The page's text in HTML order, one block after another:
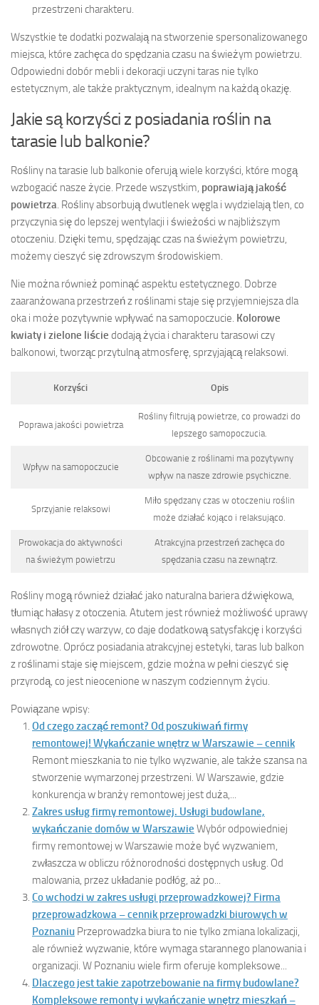
przestrzeni charakteru.
Wszystkie te dodatki pozwalają na stworzenie spersonalizowanego
miejsca, które zachęca do spędzania czasu na świeżym powietrzu.
Odpowiedni dobór mebli i dekoracji uczyni taras nie tylko
estetycznym, ale także praktycznym, idealnym na każdą okazję.
Jakie są korzyści z posiadania roślin na
tarasie lub balkonie?
Rośliny na tarasie lub balkonie oferują wiele korzyści, które mogą
wzbogacić nasze życie. Przede wszystkim, poprawiają jakość
powietrza. Rośliny absorbują dwutlenek węgla i wydzielają tlen, co
przyczynia się do lepszej wentylacji i świeżości w najbliższym
otoczeniu. Dzięki temu, spędzając czas na świeżym powietrzu,
możemy cieszyć się zdrowszym środowiskiem.
Nie można również pominąć aspektu estetycznego. Dobrze
zaaranżowana przestrzeń z roślinami staje się przyjemniejsza dla
oka i może pozytywnie wpływać na samopoczucie. Kolorowe
kwiaty i zielone liście dodają życia i charakteru tarasowi czy
balkonowi, tworząc przytulną atmosferę, sprzyjającą relaksowi.
Korzyści Opis
Poprawa jakości powietrza
Rośliny filtrują powietrze, co prowadzi do
lepszego samopoczucia.
Wpływ na samopoczucie
Obcowanie z roślinami ma pozytywny
wpływ na nasze zdrowie psychiczne.
Sprzyjanie relaksowi
Miło spędzany czas w otoczeniu roślin
może działać kojąco i relaksująco.
Prowokacja do aktywności
na świeżym powietrzu
Atrakcyjna przestrzeń zachęca do
spędzania czasu na zewnątrz.
Rośliny mogą również działać jako naturalna bariera dźwiękowa,
tłumiąc hałasy z otoczenia. Atutem jest również możliwość uprawy
własnych ziół czy warzyw, co daje dodatkową satysfakcję i korzyści
zdrowotne. Oprócz posiadania atrakcyjnej estetyki, taras lub balkon
z roślinami staje się miejscem, gdzie można w pełni cieszyć się
przyrodą, co jest nieocenione w naszym codziennym życiu.
Powiązane wpisy:
Od czego zacząć remont? Od poszukiwań firmy
remontowej! Wykańczanie wnętrz w Warszawie – cennik
Remont mieszkania to nie tylko wyzwanie, ale także szansa na
stworzenie wymarzonej przestrzeni. W Warszawie, gdzie
konkurencja w branży remontowej jest duża,...
Zakres usług firmy remontowej. Usługi budowlane,
wykańczanie domów w Warszawie Wybór odpowiedniej
firmy remontowej w Warszawie może być wyzwaniem,
zwłaszcza w obliczu różnorodności dostępnych usług. Od
malowania, przez układanie podłóg, aż po...
Co wchodzi w zakres usługi przeprowadzkowej? Firma
przeprowadzkowa – cennik przeprowadzki biurowych w
Poznaniu Przeprowadzka biura to nie tylko zmiana lokalizacji,
ale również wyzwanie, które wymaga starannego planowania i
organizacji. W Poznaniu wiele firm oferuje kompleksowe...
Dlaczego jest takie zapotrzebowanie na firmy budowlane?
Kompleksowe remonty i wykańczanie wnętrz mieszkań –